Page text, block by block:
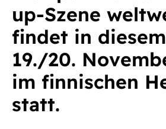
up-Szene
findet in
19./20.
im finnischen
statt.